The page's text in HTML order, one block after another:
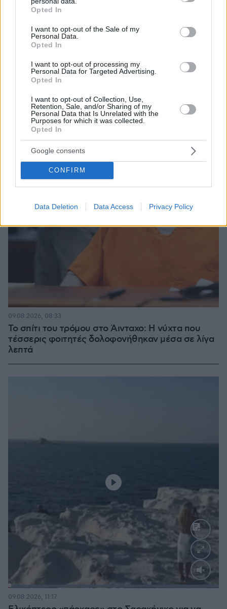
grant or deny consent to Google and its third-party tags to
use your data for below specified purposes in below Google
consent section.
Opted In
I want to opt-out of the Sale of my
Personal Data.
Opted In
I want to opt-out of processing my
Personal Data for Targeted Advertising.
Opted In
I want to opt-out of Collection, Use,
Retention, Sale, and/or Sharing of my
Personal Data that Is Unrelated with the
Purposes for which it was collected.
Opted In
Google consents
CONFIRM
Data Deletion Data Access Privacy Policy
Ασθενής ξυλοκόπησε νοσηλεύτρια στα Επείγοντα
του Ερυθρού Σταυρού, την άρπαξε από τα μαλλιά
ΠΟΕΔΗΝ
09.08.2026, 10:51
Το σπίτι του τρόμου στο Άινταχο: Η νύχτα που
τέσσερις φοιτητές δολοφονήθηκαν μέσα σε λίγα
λεπτά
09.08.2026, 08:33
Loaded
09.08.2026, 11:17